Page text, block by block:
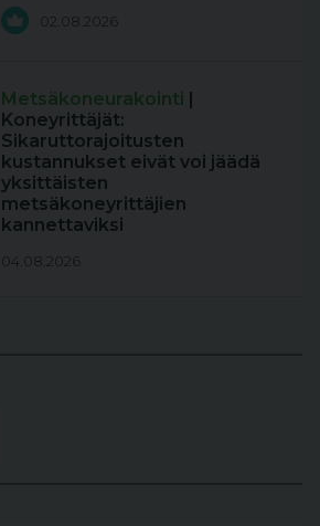
02.08.2026
Metsäkoneurakointi |
Koneyrittäjät:
Sikaruttorajoitusten
kustannukset eivät voi jäädä
yksittäisten
metsäkoneyrittäjien
kannettaviksi
04.08.2026